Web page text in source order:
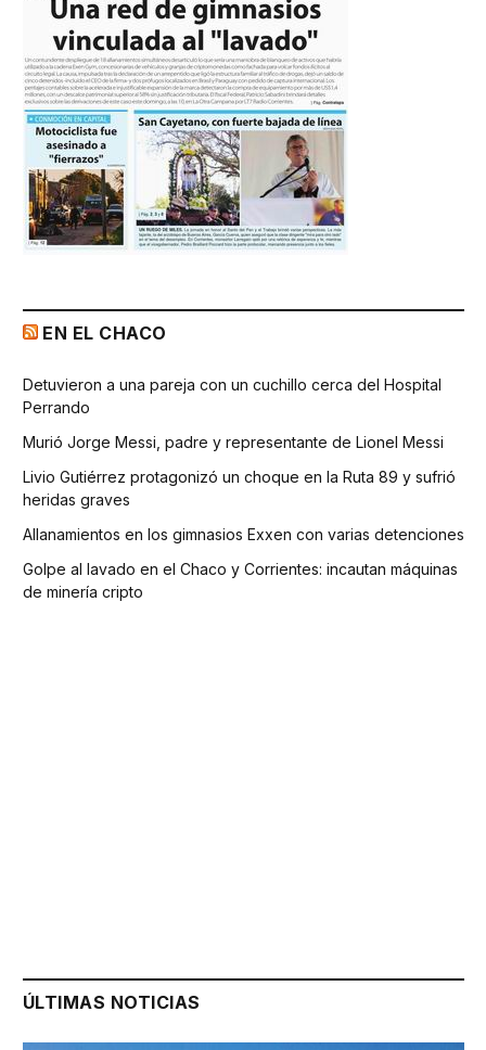
EN EL CHACO
Detuvieron a una pareja con un cuchillo cerca del Hospital
Perrando
Murió Jorge Messi, padre y representante de Lionel Messi
Livio Gutiérrez protagonizó un choque en la Ruta 89 y sufrió
heridas graves
Allanamientos en los gimnasios Exxen con varias detenciones
Golpe al lavado en el Chaco y Corrientes: incautan máquinas
de minería cripto
ÚLTIMAS NOTICIAS